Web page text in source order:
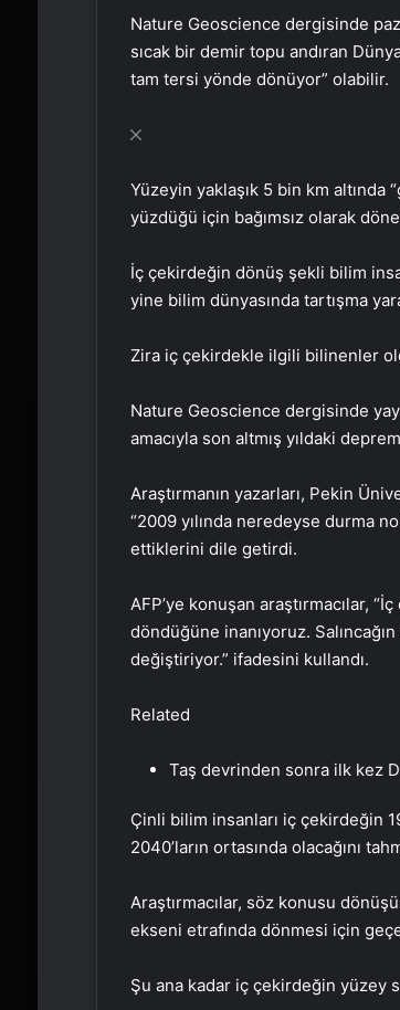
Nature Geoscience dergisinde
sıcak bir demir topu andıran
tam tersi yönde dönüyor” olabilir.
Yüzeyin yaklaşık 5 bin km altında
yüzdüğü için bağımsız olarak
İç çekirdeğin dönüş şekli bilim
yine bilim dünyasında tartışma
Zira iç çekirdekle ilgili bilinenler
Nature Geoscience dergisinde
amacıyla son altmış yıldaki
Araştırmanın yazarları, Pekin
“2009 yılında neredeyse durma
ettiklerini dile getirdi.
AFP’ye konuşan araştırmacılar,
döndüğüne inanıyoruz.
değiştiriyor.” ifadesini kullandı.
Related
Taş devrinden sonra ilk kez
Çinli bilim insanları iç çekirdeğin
2040’ların ortasında olacağını
Araştırmacılar, söz konusu
ekseni etrafında dönmesi için
Şu ana kadar iç çekirdeğin yüzey